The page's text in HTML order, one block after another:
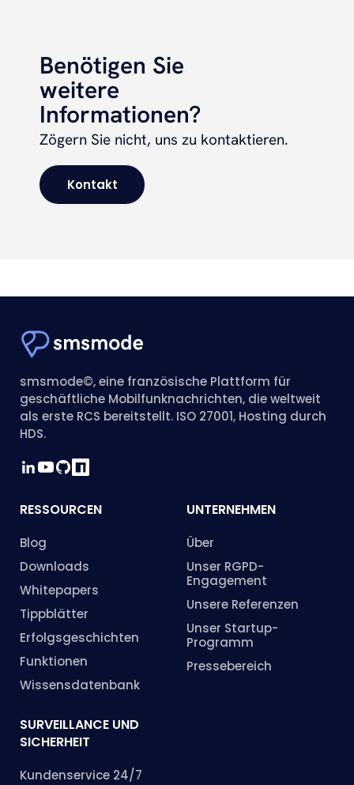
Benötigen Sie
weitere
Informationen?
Zögern Sie nicht, uns zu kontaktieren.
Kontakt
smsmode©, eine französische Plattform für
geschäftliche Mobilfunknachrichten, die weltweit
als erste RCS bereitstellt. ISO 27001, Hosting durch
HDS.
RESSOURCEN
Blog
Downloads
Whitepapers
Tippblätter
Erfolgsgeschichten
Funktionen
Wissensdatenbank
UNTERNEHMEN
Über
Unser RGPD-
Engagement
Unsere Referenzen
Unser Startup-
Programm
Pressebereich
SURVEILLANCE UND
SICHERHEIT
Kundenservice 24/7